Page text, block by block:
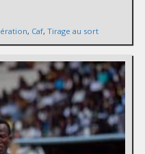
, Caf, Tirage au sort